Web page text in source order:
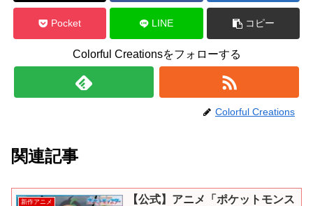
Pocket LINE コピー
Colorful Creationsをフォローする
Colorful Creations
関連記事
新作アニメ
【公式】アニメ「ポケットモンス